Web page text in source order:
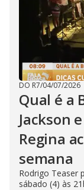
DO R7/04/07/2026
Qual é a
Jackson
Regina
semana
Rodrigo Teaser
sábado (4) às